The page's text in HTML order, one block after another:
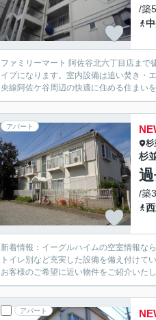
/築
ファミリーマート 阿佐谷北六丁目店ま
イプになります。室内設備は追い焚き・
央線阿佐ケ谷周辺の快適に住める住まい
アパート
杉
杉
/築
新着情報：イーグルハイムの空室情報な
トイレ別など充実した設備を備え付けて
お客様のご希望に近い物件をご紹介いたし
アパート